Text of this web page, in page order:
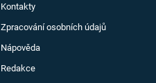
Kontakty
Zpracování osobních údajů
Nápověda
Redakce